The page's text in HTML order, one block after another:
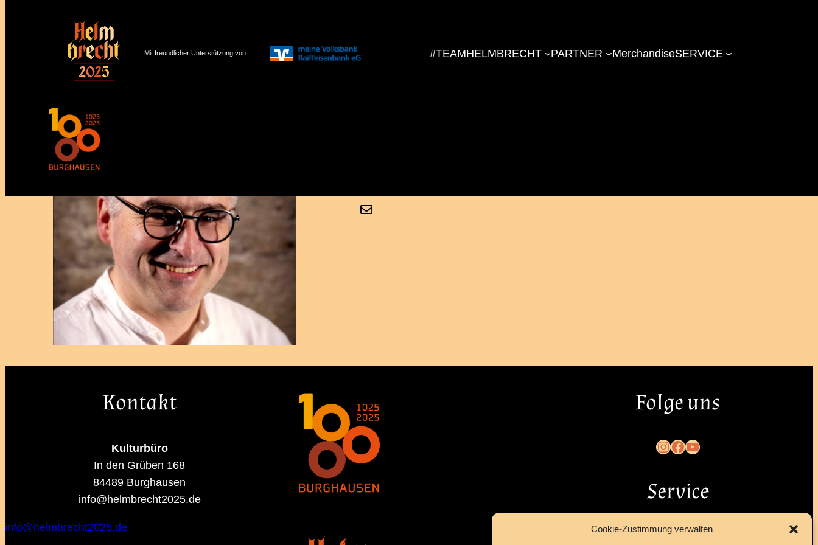
Cookie-Zustimmung verwalten
Mit freundlicher Unterstützung von #TEAMHELMBRECHT PARTNER MerchandiseSERVICE
Kontakt
Kulturbüro
In den Grüben 168
84489 Burghausen
info@helmbrecht2025.de
info@helmbrecht2025.de
Folge uns
InstagramFacebook YouTube
Service
Kontakt